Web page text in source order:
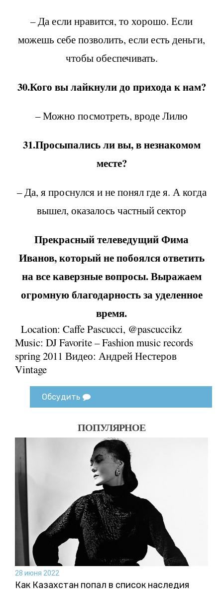
– Да если нравится, то хорошо. Если
можешь себе позволить, если есть деньги,
чтобы обеспечивать.
30.Кого вы лайкнули до прихода к нам?
– Можно посмотреть, вроде Лилю
31.Просыпались ли вы, в незнакомом
месте?
– Да, я проснулся и не понял где я. А когда
вышел, оказалось частный сектор
Прекрасный телеведущий Фима
Иванов, который не побоялся ответить
на все каверзные вопросы. Выражаем
огромную благодарность за уделенное
время.
Location: Caffe Pascucci, @pascuccikz
Music: DJ Favorite – Fashion music records
spring 2011 Видео: Андрей Нестеров
Vintage
Обсудить
ПОПУЛЯРНОЕ
28 июня 2022
Как Казахстан попал в список наследия